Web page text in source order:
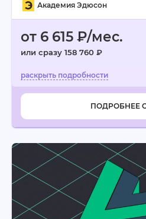
Академия Эдюсон
от 6 615 ₽/мес.
или сразу 158 760 ₽
ПОДРОБНЕЕ